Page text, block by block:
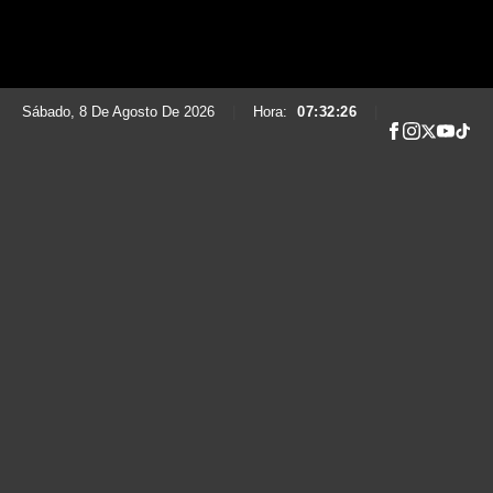
Sábado, 8 De Agosto De 2026 Hora: 07:32:27